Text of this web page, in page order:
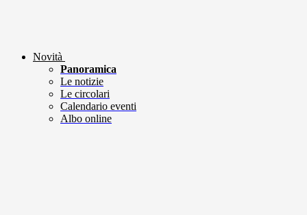
Novità
Panoramica
Le notizie
Le circolari
Calendario eventi
Albo online